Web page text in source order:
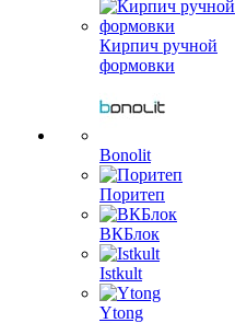
Кирпич ручной
формовки
Bonolit
Поритеп
ВКБлок
Istkult
Ytong